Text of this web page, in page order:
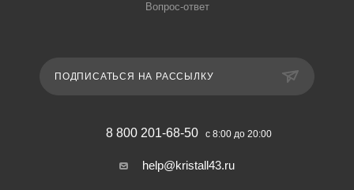
Вопрос-ответ
ПОДПИСАТЬСЯ НА РАССЫЛКУ
8 800 201-68-50 с 8:00 до 20:00
help@kristall43.ru